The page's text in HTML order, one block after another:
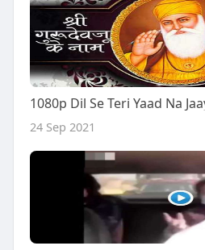
24 Sep 2021